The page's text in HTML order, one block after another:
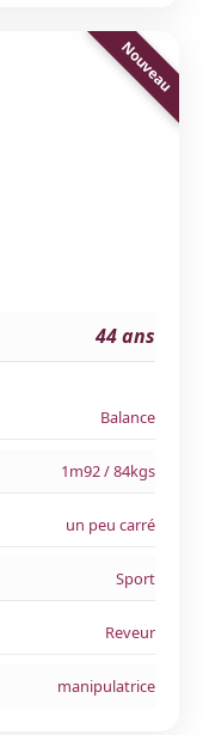
44 ans
Balance
1m92 / 84kgs
un peu carré
Sport
Reveur
manipulatrice